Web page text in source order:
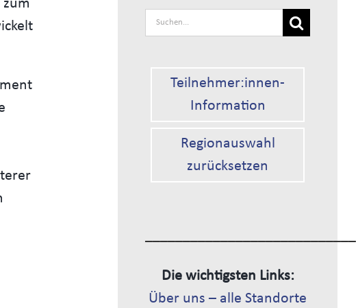
Suche
Teilnehmer:innen-
Information
Regionauswahl
zurücksetzen
Die wichtigsten Links:
Über uns – alle Standorte